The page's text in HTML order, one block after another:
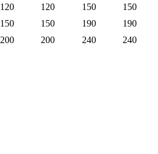
120 120 150 150
150 150 190 190
200 200 240 240